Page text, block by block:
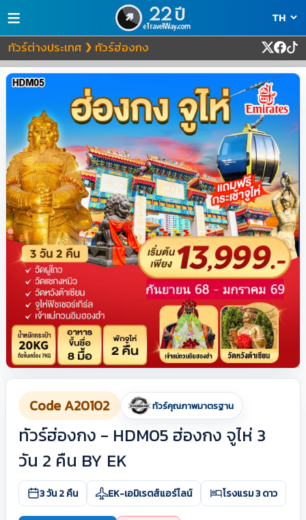
≡
ทัวร์ต่างประเทศ ❯ ทัวร์ฮ่องกง
Code A20102 ทัวร์คุณภาพมาตรฐาน
ทัวร์ฮ่องกง - HDM05 ฮ่องกง จูไห่ 3
วัน 2 คืน BY EK
3 วัน 2 คืน EK-เอมิเรตส์แอร์ไลน์ โรงแรม 3 ดาว